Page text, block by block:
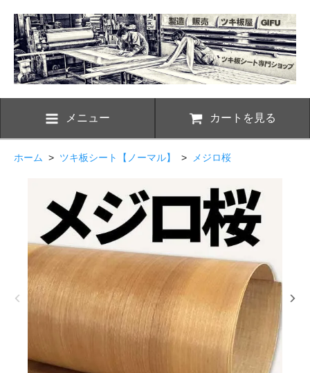
メニュー カートを見る
ホーム > ツキ板シート【ノーマル】 > メジロ桜